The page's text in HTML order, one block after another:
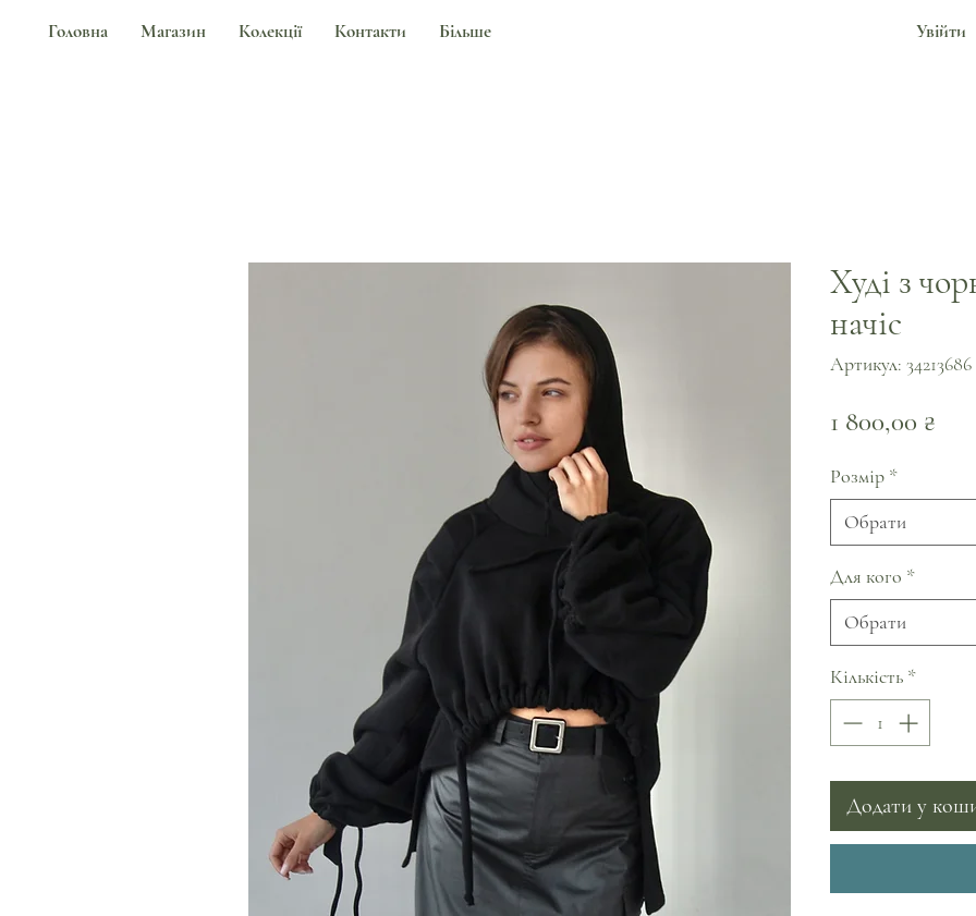
Головна Магазин Колекції Контакти Більше Увійти
Худі з
начіс
Артикул: 34213686
1 800,00 ₴
Розмір *
Обрати
Для кого *
Обрати
Кількість *
Додати у